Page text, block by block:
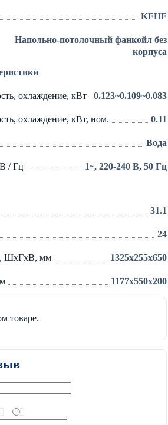
KFHF
Напольно-потолочный фанкойл без
корпуса
охлаждение, кВт 0.123~0.109~0.083
охлаждение, кВт, ном. 0.11
Вода
/ Гц 1~, 220-240 В, 50 Гц
31.1
24
ШхГхВ, мм 1325x255x650
1177x550x200
товаре.